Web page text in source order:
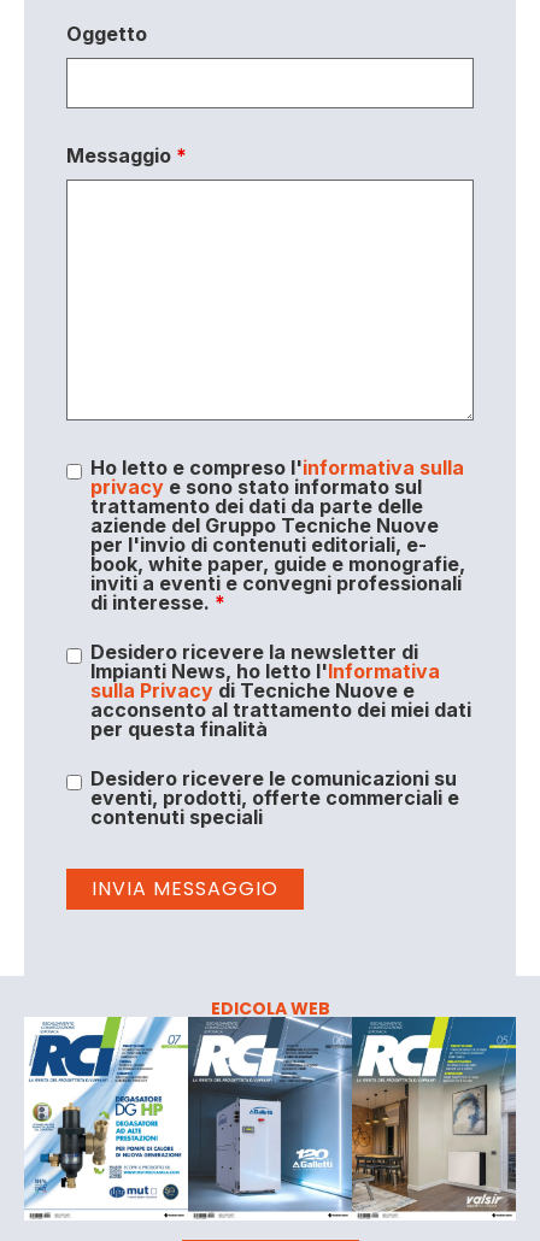
Oggetto
Messaggio *
Ho letto e compreso l'informativa sulla
privacye sono stato informato sul
trattamento dei dati da parte delle
aziende del Gruppo Tecniche Nuove
per l'invio di contenuti editoriali, e-
book, white paper, guide e monografie,
inviti a eventi e convegni professionali
di interesse. *
Desidero ricevere la newsletter di
Impianti News, ho letto l'Informativa
sulla Privacydi Tecniche Nuove e
acconsento al trattamento dei miei dati
per questa finalità
Desidero ricevere le comunicazioni su
eventi, prodotti, offerte commerciali e
contenuti speciali
EDICOLA WEB